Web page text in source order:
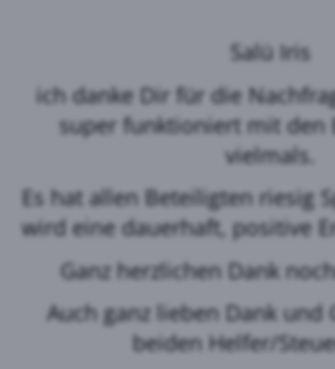
Salü Iris
ich danke Dir für die
super funktioniert mit den
vielmals.
Es hat allen Beteiligten riesig
wird eine dauerhaft, positive
Ganz herzlichen Dank
Auch ganz lieben Dank und
beiden Helfer/